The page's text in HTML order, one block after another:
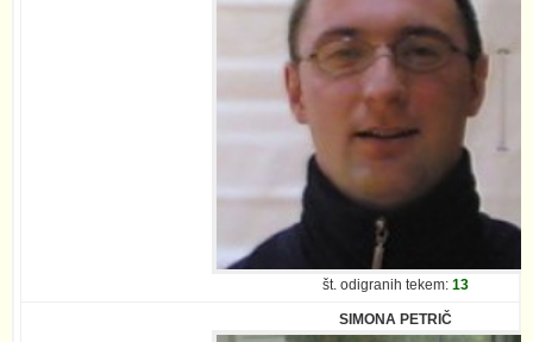
št. odigranih tekem: 13
SIMONA PETRIČ